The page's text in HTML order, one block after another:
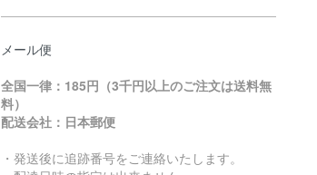
メール便
全国一律：185円（3千円以上のご注文は送料無
料）
配送会社：日本郵便
・発送後に追跡番号をご連絡いたします。